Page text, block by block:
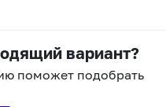
вариант?
поможет подобрать